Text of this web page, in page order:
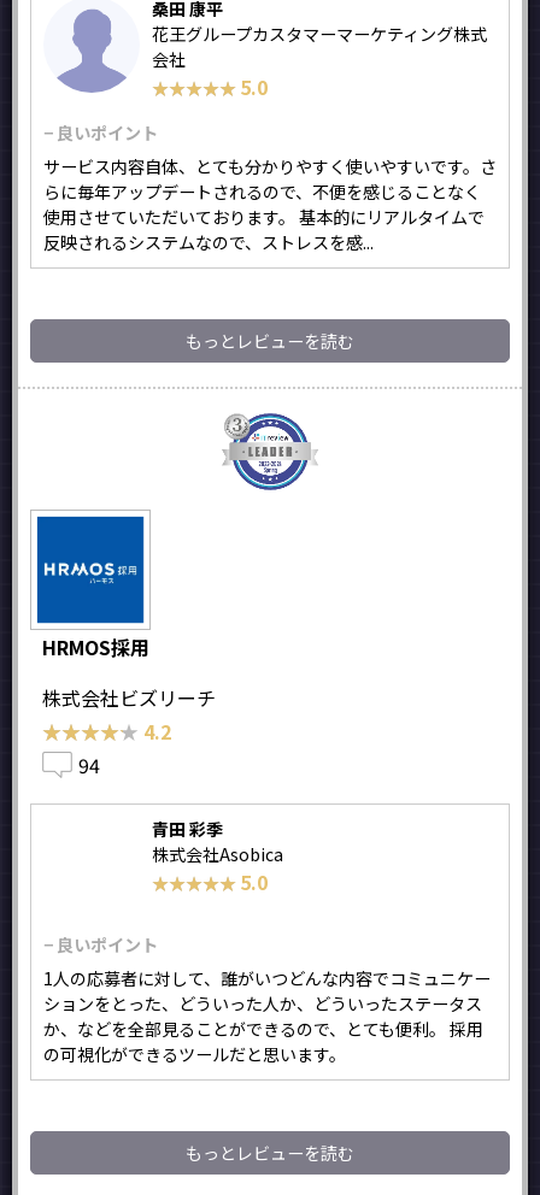
桑田 康平
花王グループカスタマーマーケティング株式
会社
★★★★★
★★★★★ 5.0
− 良いポイント
サービス内容自体、とても分かりやすく使いやすいです。さ
らに毎年アップデートされるので、不便を感じることなく
使用させていただいております。 基本的にリアルタイムで
反映されるシステムなので、ストレスを感...
もっとレビューを読む
HRMOS採用
株式会社ビズリーチ
★★★★★
★★★★★ 4.2
94
青田 彩季
株式会社Asobica
★★★★★
★★★★★ 5.0
− 良いポイント
1人の応募者に対して、誰がいつどんな内容でコミュニケー
ションをとった、どういった人か、どういったステータス
か、などを全部見ることができるので、とても便利。 採用
の可視化ができるツールだと思います。
もっとレビューを読む